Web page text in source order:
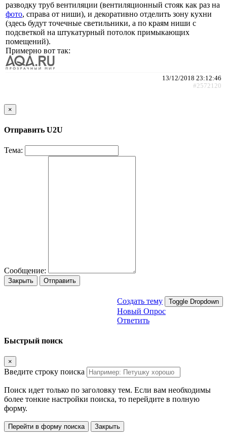
разводку труб вентиляции (вентиляционный стояк как раз на
фото, справа от ниши), и декоративно отделить зону кухни
(здесь будут точечные светильники, а по краям ниши с
подсветкой на штукатурный потолок примыкающих
помещений).
Примерно вот так:
13/12/2018 23:12:46
#2572120
×
Отправить U2U
Тема:
Сообщение:
Закрыть Отправить
Создать тему Toggle Dropdown
Новый Опрос
Ответить
Быстрый поиск
×
Введите строку поиска
Поиск идет только по заголовку тем. Если вам необходимы
более тонкие настройки поиска, то перейдите в полную
форму.
Перейти в форму поиска Закрыть